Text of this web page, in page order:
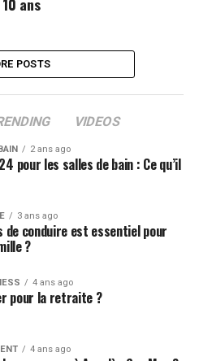
POSTS
VIDEOS
2 ans ago
pour les salles de bain : Ce qu’il
3 ans ago
de conduire est essentiel pour
?
4 ans ago
pour la retraite ?
4 ans ago